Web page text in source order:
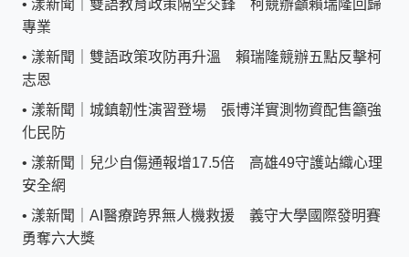
• 漾新聞｜雙語教育政策隔空交鋒 柯競辦籲賴瑞隆回歸
專業
• 漾新聞｜雙語政策攻防再升溫 賴瑞隆競辦五點反擊柯
志恩
• 漾新聞｜城鎮韌性演習登場 張博洋實測物資配售籲強
化民防
• 漾新聞｜兒少自傷通報增17.5倍 高雄49守護站織心理
安全網
• 漾新聞｜AI醫療跨界無人機救援 義守大學國際發明賽
勇奪六大獎